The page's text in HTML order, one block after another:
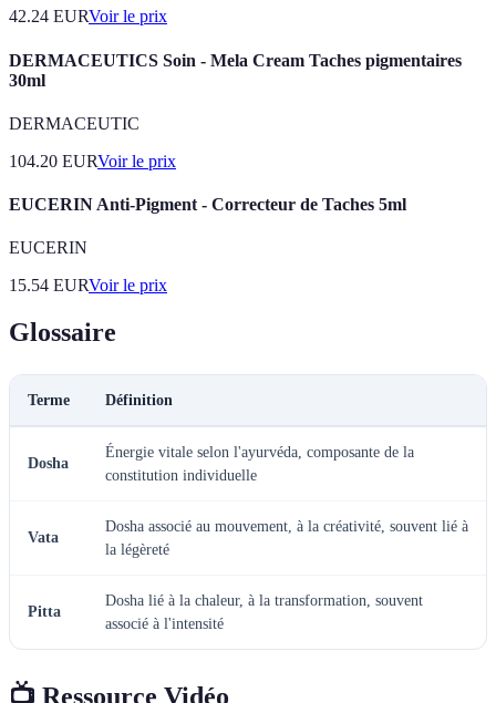
42.24 EURVoir le prix
DERMACEUTICS Soin - Mela Cream Taches pigmentaires
30ml
DERMACEUTIC
104.20 EURVoir le prix
EUCERIN Anti-Pigment - Correcteur de Taches 5ml
EUCERIN
15.54 EURVoir le prix
Glossaire
Terme Définition
Dosha
Énergie vitale selon l'ayurvéda, composante de la
constitution individuelle
Vata
Dosha associé au mouvement, à la créativité, souvent lié à
la légèreté
Pitta
Dosha lié à la chaleur, à la transformation, souvent
associé à l'intensité
📺 Ressource Vidéo